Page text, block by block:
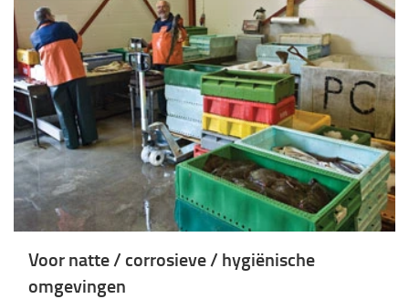
Voor natte / corrosieve / hygiënische
omgevingen